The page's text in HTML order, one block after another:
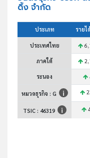
ดิ้ง จำกัด
ประเภท รายไ
ประเทศไทย
ภาคใต้
ระนอง
หมวดธุรกิจ : G
TSIC : 46319